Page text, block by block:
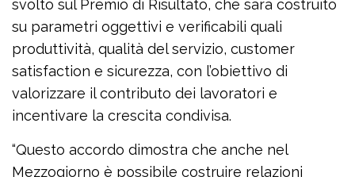
svolto sul Premio di Risultato, che sarà costruito
su parametri oggettivi e verificabili quali
produttività, qualità del servizio, customer
satisfaction e sicurezza, con l’obiettivo di
valorizzare il contributo dei lavoratori e
incentivare la crescita condivisa.
“Questo accordo dimostra che anche nel
Mezzogiorno è possibile costruire relazioni